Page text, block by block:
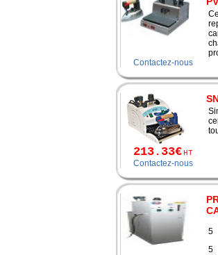
Contactez-nous
213.33€ HT
Contactez-nous
5
5